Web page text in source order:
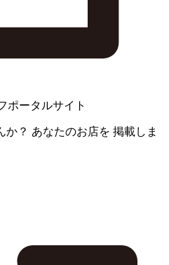
ポータルサイト
か？ あなたのお店を 掲載しま